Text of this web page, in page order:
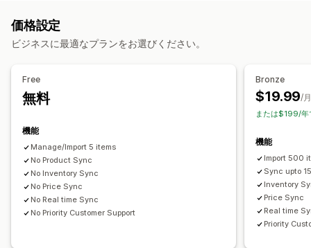
一括インポート
注文管理
価格設定
ビジネスに最適なプランをお選びください。
Free
無料
機能
Manage/Import 5 items
No Product Sync
No Inventory Sync
No Price Sync
No Real time Sync
No Priority Customer Support
Bronze
$19.99/
または$199/年
機能
Import 500
Sync upto
Inventory
Price Sync
Real time
Priority